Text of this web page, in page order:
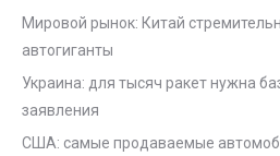
Мировой рынок: Китай
автогиганты
Украина: для тысяч ракет нужна
заявления
США: самые продаваемые